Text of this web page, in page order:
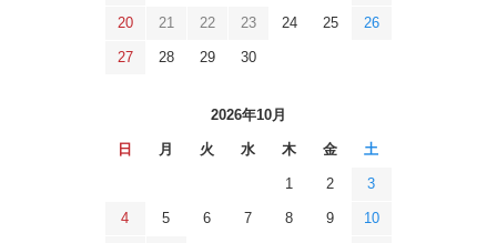
20 21 22 23 24 25 26
27 28 29 30
2026年10月
日 月 火 水 木 金 土
1 2 3
4 5 6 7 8 9 10